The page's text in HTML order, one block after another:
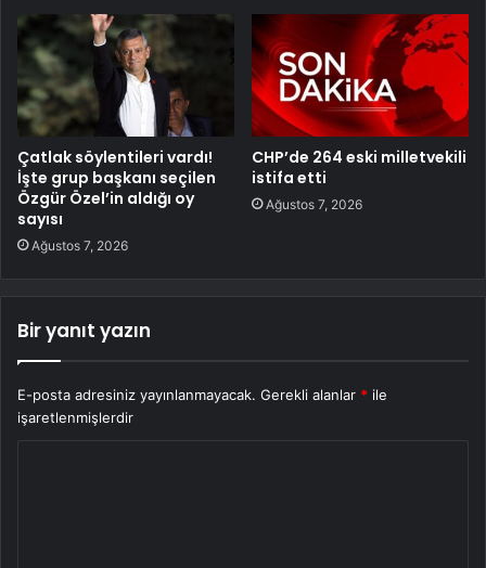
Çatlak söylentileri vardı!
İşte grup başkanı seçilen
Özgür Özel’in aldığı oy
sayısı
Ağustos 7, 2026
CHP’de 264 eski milletvekili
istifa etti
Ağustos 7, 2026
Bir yanıt yazın
E-posta adresiniz yayınlanmayacak. Gerekli alanlar * ile
işaretlenmişlerdir